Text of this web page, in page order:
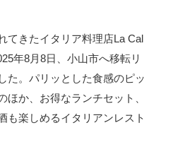
てきたイタリア料理店La Cal
年8月8日、小山市へ移転リ
た。パリッとした食感のピッ
ほか、お得なランチセット、
も楽しめるイタリアンレスト